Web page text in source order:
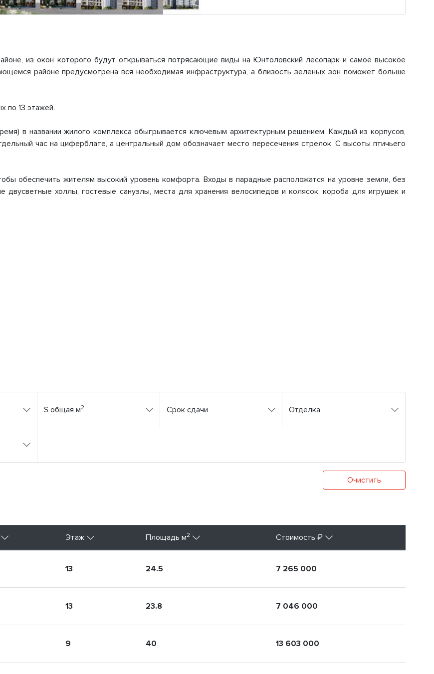
из окон которого будут открываться потрясающие виды на Юнтоловский лесопарк и самое высокое
районе предусмотрена вся необходимая инфраструктура, а близость зеленых зон поможет больше
по 13 этажей.
в названии жилого комплекса обыгрывается ключевым архитектурным решением. Каждый из корпусов,
час на циферблате, а центральный дом обозначает место пересечения стрелок. С высоты птичьего
обеспечить жителям высокий уровень комфорта. Входы в парадные расположатся на уровне земли, без
холлы, гостевые санузлы, места для хранения велосипедов и колясок, короба для игрушек и
S общая м2 Срок сдачи Отделка
Очистить
Этаж Площадь м2 Стоимость ₽
13 24.5 7 265 000
13 23.8 7 046 000
9 40 13 603 000